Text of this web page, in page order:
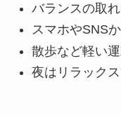
バランスの取
スマホやSNS
散歩など軽い
夜はリラック